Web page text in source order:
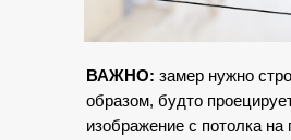
ВАЖНО: замер нужно
образом, будто
изображение с потолка на